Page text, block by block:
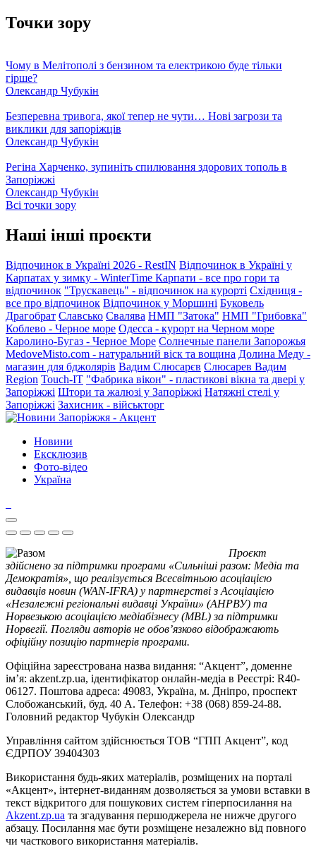
Точки зору
Чому в Мелітополі з бензином та електрикою буде тільки
гірше?
Олександр Чубукін
Безперевна тривога, якої тепер не чути… Нові загрози та
виклики для запоріжців
Олександр Чубукін
Регіна Харченко, зупиніть спилювання здорових тополь в
Запоріжжі
Олександр Чубукін
Всі точки зору
Наші інші проєкти
Відпочинок в Україні 2026 - RestIN Відпочинок в Україні у
Карпатах у зимку - WinterTime Карпати - все про гори та
відпочинок "Трускавець" - відпочинок на курорті Східниця -
все про відпочинок Відпочинок у Моршині Буковель
Драгобрат Славсько Свалява НМП "Затока" НМП "Грибовка"
Коблево - Черное море Одесса - курорт на Черном море
Каролино-Бугаз - Черное Море Солнечные панели Запорожья
MedoveMisto.com - натуральний віск та вощина Долина Меду -
магазин для бджолярів Вадим Слюсарєв Слюсарев Вадим
Region Touch-IT "Фабрика вікон" - пластикові вікна та двері у
Запоріжжі Штори та жалюзі у Запоріжжі Натяжні стелі у
Запоріжжі Захисник - військторг
Новини
Ексклюзив
Фото-відео
Україна
Проєкт
здійснено за підтримки програми «Сильніші разом: Медіа та
Демократія», що реалізується Всесвітньою асоціацією
видавців новин (WAN-IFRA) у партнерстві з Асоціацією
«Незалежні регіональні видавці України» (АНРВУ) та
Норвезькою асоціацією медіабізнесу (MBL) за підтримки
Норвегії. Погляди авторів не обов’язково відображають
офіційну позицію партнерів програми.
Офіційна зареєстрована назва видання: “Акцент”, доменне
ім’я: akzent.zp.ua, ідентифікатор онлайн-медіа в Реєстрі: R40-
06127. Поштова адреса: 49083, Україна, м. Дніпро, проспект
Слобожанський, буд. 40 А. Телефон: +38 (068) 859-24-88.
Головний редактор Чубукін Олександр
Управління сайтом здійснюється ТОВ “ГПП Акцент”, код
ЄДРПОУ 39404303
Використання будь-яких матеріалів, розміщених на порталі
«Акцент», інтернет-виданням дозволяється за умови вставки в
текст відкритого для пошукових систем гіперпосилання на
Akzent.zp.ua та згадування першоджерела не нижче другого
абзацу. Посилання має бути розміщене незалежно від повного
чи часткового використання матеріалів.